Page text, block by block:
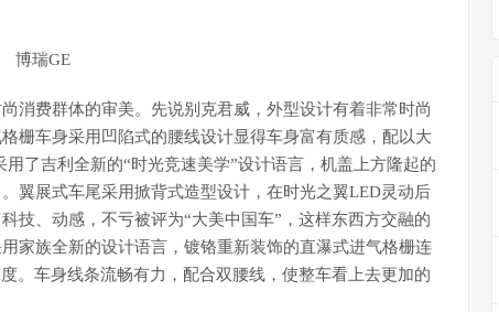
消费群体的审美。先说别克君威，外型设计有着非常时尚
栅车身采用凹陷式的腰线设计显得车身富有质感，配以大
了吉利全新的“时光竞速美学”设计语言，机盖上方隆起的
翼展式车尾采用掀背式造型设计，在时光之翼LED灵动后
技、动感，不亏被评为“大美中国车”，这样东西方交融的
家族全新的设计语言，镀铬重新装饰的直瀑式进气格栅连
。车身线条流畅有力，配合双腰线，使整车看上去更加的